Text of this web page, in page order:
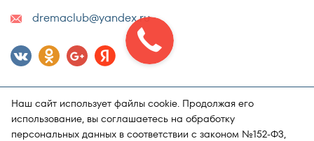
dremaclub@yandex.ru
Наш сайт использует файлы cookie. Продолжая его
использование, вы соглашаетесь на обработку
персональных данных в соответствии с законом №152-ФЗ,